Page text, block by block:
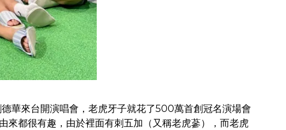
華來台開演唱會，老虎牙子就花了500萬首創冠名演場會
來都很有趣，由於裡面有刺五加（又稱老虎蔘），而老虎